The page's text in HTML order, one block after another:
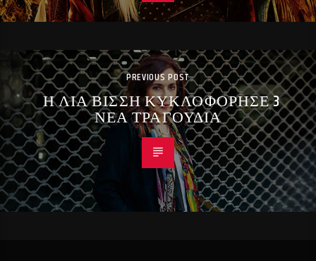
PREVIOUS POST
Η ΛΙΑ ΒΙΣΣΗ ΚΥΚΛΟΦΟΡΗΣΕ 3
ΝΕΑ ΤΡΑΓΟΥΔΙΑ